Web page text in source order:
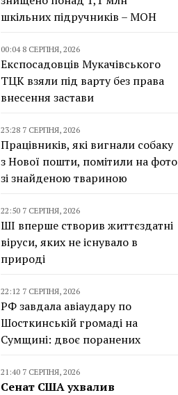
шкільних підручників – МОН
00:04 8 СЕРПНЯ, 2026
Експосадовців Мукачівського
ТЦК взяли під варту без права
внесення застави
23:28 7 СЕРПНЯ, 2026
Працівників, які вигнали собаку
з Нової пошти, помітили на фото
зі знайденою твариною
22:50 7 СЕРПНЯ, 2026
ШІ вперше створив життєздатні
віруси, яких не існувало в
природі
22:12 7 СЕРПНЯ, 2026
РФ завдала авіаудару по
Шосткинській громаді на
Сумщині: двоє поранених
21:40 7 СЕРПНЯ, 2026
Сенат США ухвалив